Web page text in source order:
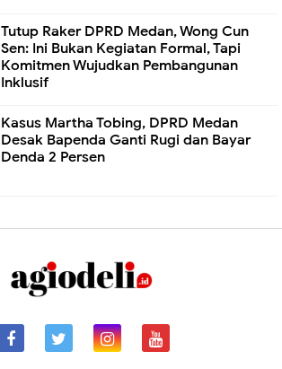
Tutup Raker DPRD Medan, Wong Cun
Sen: Ini Bukan Kegiatan Formal, Tapi
Komitmen Wujudkan Pembangunan
Inklusif
Kasus Martha Tobing, DPRD Medan
Desak Bapenda Ganti Rugi dan Bayar
Denda 2 Persen